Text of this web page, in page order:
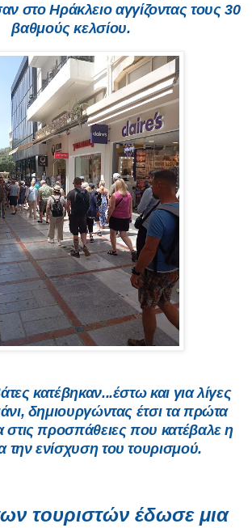
στο Ηράκλειο αγγίζοντας τους 30
βαθμούς κελσίου.
κατέβηκαν...έστω και για λίγες
δημιουργώντας έτσι τα πρώτα
στις προσπάθειες που κατέβαλε η
την ενίσχυση του τουρισμού.
τουριστών έδωσε μια